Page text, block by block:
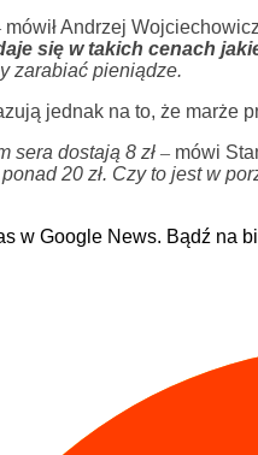
mówił Andrzej
się w takich cenach
zarabiać pieniądze.
jednak na to, że marże
sera dostają 8 zł –mówi
20 zł. Czy to jest w
w Google News. Bądź na